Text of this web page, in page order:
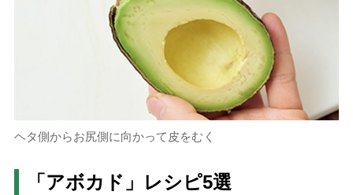
ヘタ側からお尻側に向かって皮をむく
「アボカド」レシピ5選